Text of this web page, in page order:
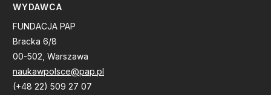
WYDAWCA
FUNDACJA PAP
Bracka 6/8
00-502, Warszawa
naukawpolsce@pap.pl
(+48 22) 509 27 07